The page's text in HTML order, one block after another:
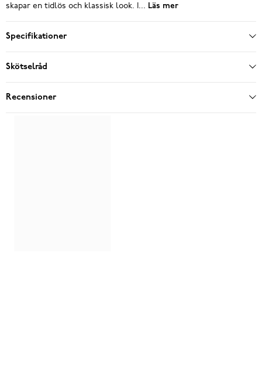
skapar en tidlös och klassisk look. I... Läs mer
Specifikationer
Skötselråd
Recensioner